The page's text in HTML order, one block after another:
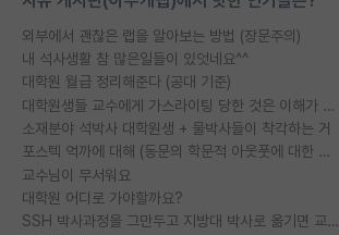
외부에서 괜찮은 랩을 알아보는 방법 (장문주의)
내 석사생활 참 많은일들이 있엇네요^^
대학원 월급 정리해준다 (공대 기준)
대학원생들 교수에게 가스라이팅 당한 것은 이해가 갑니다. 안타깝네요.
소재분야 석박사 대학원생 + 물박사들이 착각하는 거
포스텍 억까에 대해 (동문의 학문적 아웃풋에 대한 반박)
교수님이 무서워요
대학원 어디로 가야할까요?
SSH 박사과정을 그만두고 지방대 박사로 옮기면 교수의 꿈은 끝일까요?